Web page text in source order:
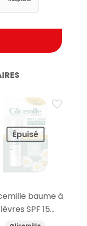
Épuisé
baume à
lèvres SPF 15
nourrissant 5.5g